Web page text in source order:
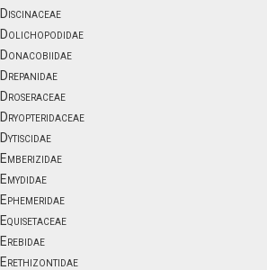
Discinaceae
Dolichopodidae
Donacobiidae
Drepanidae
Droseraceae
Dryopteridaceae
Dytiscidae
Emberizidae
Emydidae
Ephemeridae
Equisetaceae
Erebidae
Erethizontidae